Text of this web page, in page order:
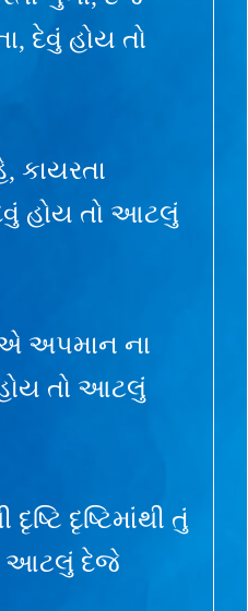
દેવું હોય તો
કાયરતા
હોય તો આટલું
અપમાન ના
તો આટલું
દૃષ્ટિમાંથી તું
આટલું દેજે